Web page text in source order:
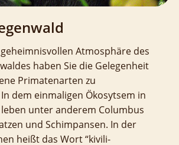
Atmosphäre des
haben Sie die Gelegenheit
Primatenarten zu
dem einmaligen Ökosytsem in
unter anderem Columbus
und Schimpansen. In der
heißt das Wort “kivili-